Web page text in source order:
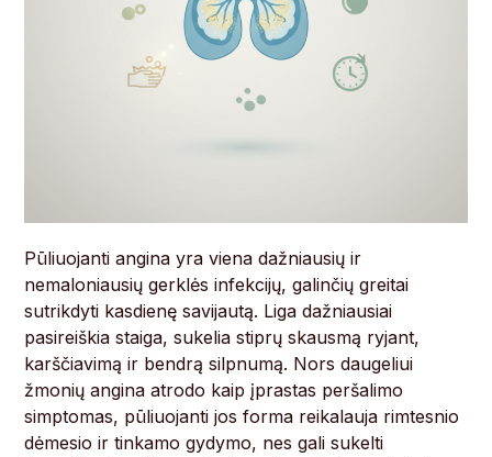
Pūliuojanti angina yra viena dažniausių ir
nemaloniausių gerklės infekcijų, galinčių greitai
sutrikdyti kasdienę savijautą. Liga dažniausiai
pasireiškia staiga, sukelia stiprų skausmą ryjant,
karščiavimą ir bendrą silpnumą. Nors daugeliui
žmonių angina atrodo kaip įprastas peršalimo
simptomas, pūliuojanti jos forma reikalauja rimtesnio
dėmesio ir tinkamo gydymo, nes gali sukelti